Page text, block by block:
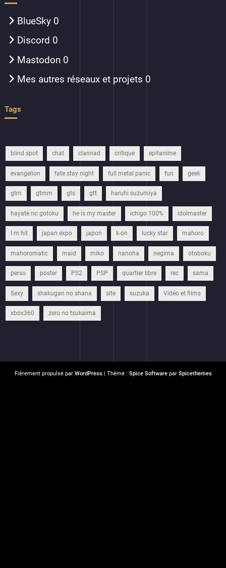
BlueSky 0
Discord 0
Mastodon 0
Mes autres réseaux et projets 0
Tags
blind spot chat clannad critique epitanime
evangelion fate stay night full metal panic fun geek
gtm gtmm gts gtt haruhi suzumiya
hayate no gotoku he is my master ichigo 100% idolmaster
I m hit japan expo japon k-on lucky star mahoro
mahoromatic maid miko nanoha negima otoboku
perso poster PS2 PSP quartier libre rec sama
Sexy shakugan no shana site suzuka Vidéo et films
xbox360 zero no tsukaima
Fièrement propulsé par WordPress| Thème : Spice Softwarepar Spicethemes